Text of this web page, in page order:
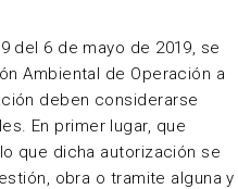
del 6 de mayo de 2019, se
Ambiental de Operación a
deben considerarse
En primer lugar, que
que dicha autorización se
obra o tramite alguna y